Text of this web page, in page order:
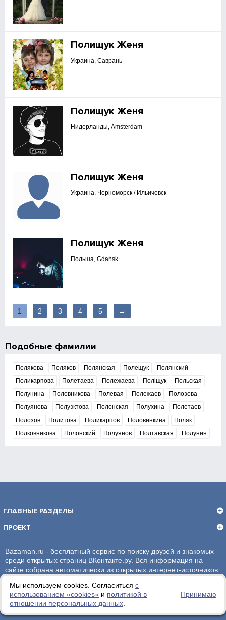
Мы используем cookies. Согласиться с
использованием «сookies» и политикой в
отношении персональных данных
Принимаю
Полищук Женя
Украина, Саврань
Полищук Женя
Нидерланды, Amsterdam
Полищук Женя
Украина, Черноморск / Ильичевск
Полищук Женя
Польша, Gdańsk
1 2 3 4 5 →
Подобные фамилии
Полякова Поляков Полянская Полещук
Полянский
Поликарпова
Полетаева Полежаева Поліщук
Польская
Полунина
Половникова Полевая Полежаев
Полозова
Полуянова
Полуэктова Полонская Полухина
Полетаев
Полозов
Политова Поликарпов Половинкина
Поляк
Полковникова
Полонский Полуянов Полтавская Полунин
ГЛАВНЫЕ РАЗДЕЛЫ
ПРОЕКТ
Bazaman.ru - бесплатный сервис по поиску друзей и знакомых
среди открытых страниц ВКонтакте.ру. Вся информация на
сайте собрана автоматически из открытых интернет-источников:
администрация сайта ответственности не несет.
Политика обработки персональных данных